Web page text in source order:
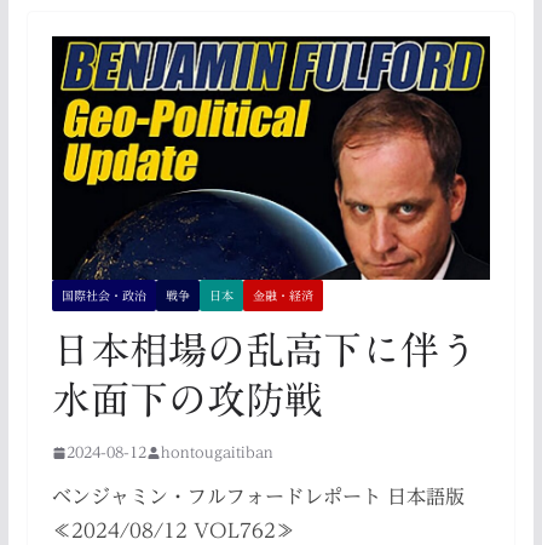
国際社会・政治 戦争 日本 金融・経済
日本相場の乱高下に伴う
水面下の攻防戦
2024-08-12 hontougaitiban
ベンジャミン・フルフォードレポート 日本語版
≪2024/08/12 VOL762≫